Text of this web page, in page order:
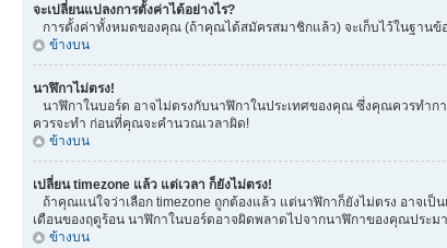
จะเปลี่ยนแปลงการตั้งค่าได้อย่างไร?
การตั้งค่าทั้งหมดของคุณ (ถ้าคุณได้สมัครสมาชิกแล้ว) จะเก็บไว้ในฐาน
ข้างบน
นาฬิกาไม่ตรง!
นาฬิกาในบอร์ด อาจไม่ตรงกับนาฬิกาในประเทศของคุณ ซึ่งคุณควรทำก
ควรจะทำ ก่อนที่คุณจะคำนวณเวลาผิด!
ข้างบน
เปลี่ยน timezone แล้ว แต่เวลา ก็ยังไม่ตรง!
ถ้าคุณแน่ใจว่าเลือก timezone ถูกต้องแล้ว แต่นาฬิกาก็ยังไม่ตรง อาจเป็
เดือนของฤดูร้อน นาฬิกาในบอร์ดอาจผิดพลาดไปจากนาฬิกาของคุณประม
ข้างบน